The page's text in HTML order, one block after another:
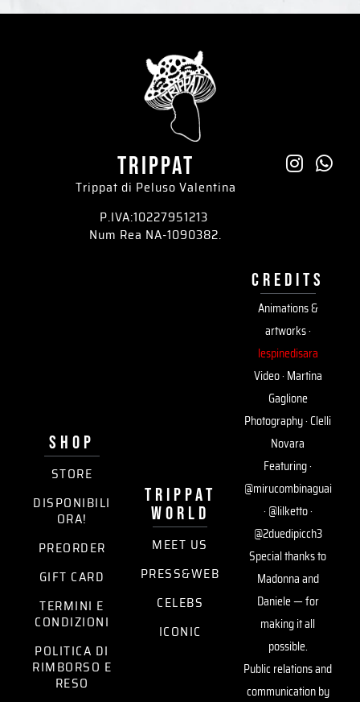
trippat
Trippat di Peluso Valentina
P.IVA:10227951213
Num Rea NA-1090382.
SHOP
STORE
DISPONIBILI
ORA!
PREORDER
GIFT CARD
TERMINI E
CONDIZIONI
POLITICA DI
RIMBORSO E
RESO
trippat
world
MEET US
PRESS&WEB
CELEBS
ICONIC
credits
Animations &
artworks ·
lespinedisara
Video · Martina
Gaglione
Photography · Clelli
Novara
Featuring ·
@mirucombinaguai
· @lilketto ·
@2duedipicch3
Special thanks to
Madonna and
Daniele — for
making it all
possible.
Public relations and
communication by